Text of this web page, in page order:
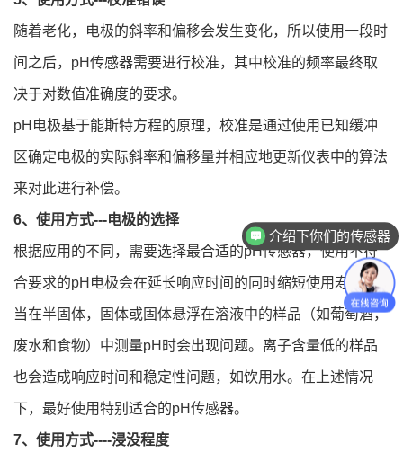
随着老化，电极的斜率和偏移会发生变化，所以使用一段时
间之后，pH传感器需要进行校准，其中校准的频率最终取
决于对数值准确度的要求。
pH电极基于能斯特方程的原理，校准是通过使用已知缓冲
区确定电极的实际斜率和偏移量并相应地更新仪表中的算法
来对此进行补偿。
6、使用方式---电极的选择
根据应用的不同，需要选择最合适的pH传感器，使用不符
合要求的pH电极会在延长响应时间的同时缩短使用寿命。
当在半固体，固体或固体悬浮在溶液中的样品（如葡萄酒，
废水和食物）中测量pH时会出现问题。离子含量低的样品
也会造成响应时间和稳定性问题，如饮用水。在上述情况
下，最好使用特别适合的pH传感器。
7、使用方式----浸没程度
介绍下你们的传感器